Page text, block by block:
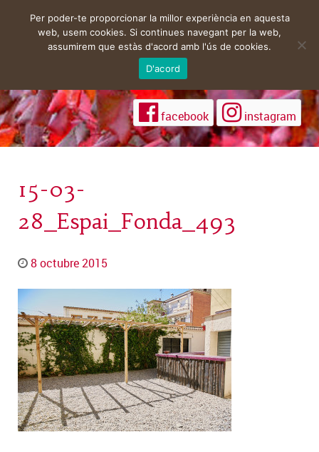
facebook instagram
15-03-
28_Espai_Fonda_493
8 octubre 2015
Per poder-te proporcionar la millor experiència en aquesta
web, usem cookies. Si continues navegant per la web,
assumirem que estàs d'acord amb l'ús de cookies.
D'acord